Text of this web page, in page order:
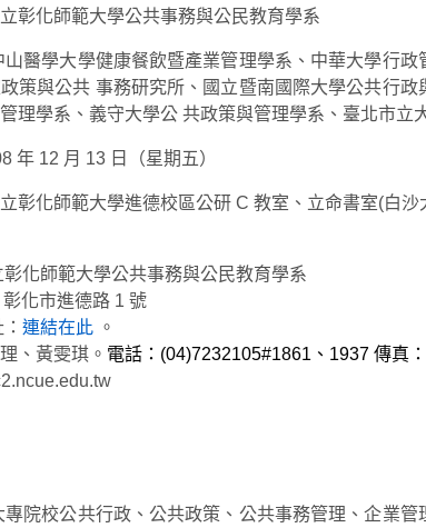
彰化師範大學公共事務與公民教育學系
醫學大學健康餐飲暨產業管理學系、中華大學行政
策與公共 事務研究所、國立暨南國際大學公共行
理學系、義守大學公 共政策與管理學系、臺北市立
年 12 月 13 日（星期五）
彰化師範大學進德校區公研 C 教室、立命書室(白沙
彰化師範大學公共事務與公民教育學系
化市進德路 1 號
連結在此 。
、黃雯琪。 電話：(04)7232105#1861、1937 傳真
院校公共行政、公共政策、公共事務管理、企業